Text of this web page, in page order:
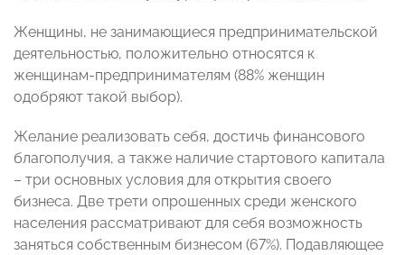
Женщины, не занимающиеся предпринимательской
деятельностью, положительно относятся к
женщинам-предпринимателям (88% женщин
одобряют такой выбор).
Желание реализовать себя, достичь финансового
благополучия, а также наличие стартового капитала
– три основных условия для открытия своего
бизнеса. Две трети опрошенных среди женского
населения рассматривают для себя возможность
заняться собственным бизнесом (67%). Подавляющее